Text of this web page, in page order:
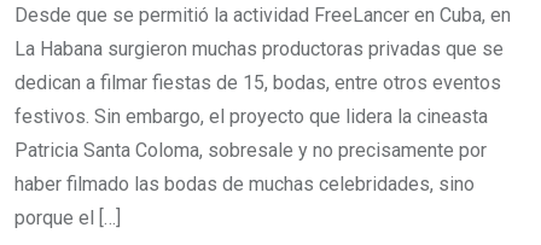
Desde que se permitió la actividad FreeLancer en Cuba, en
La Habana surgieron muchas productoras privadas que se
dedican a filmar fiestas de 15, bodas, entre otros eventos
festivos. Sin embargo, el proyecto que lidera la cineasta
Patricia Santa Coloma, sobresale y no precisamente por
haber filmado las bodas de muchas celebridades, sino
porque el […]